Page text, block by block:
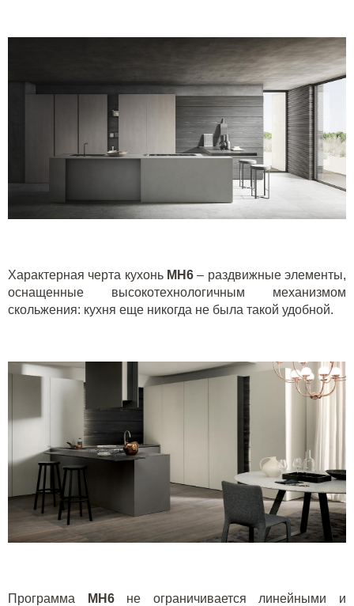
Характерная черта кухонь MH6– раздвижные элементы,
оснащенные высокотехнологичным механизмом
скольжения: кухня еще никогда не была такой удобной.
Программа MH6 не ограничивается линейными и